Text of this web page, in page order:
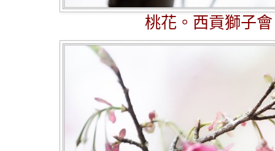
桃花。西貢獅子